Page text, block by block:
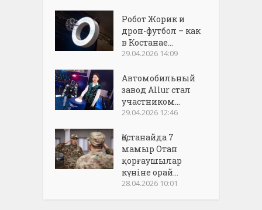
Робот Жорик и
дрон-футбол – как
в Костанае...
29.04.2026 14:09
Автомобильный
завод Allur стал
участником...
29.04.2026 12:46
Қостанайда 7
мамыр Отан
қорғаушылар
күніне орай...
28.04.2026 10:01